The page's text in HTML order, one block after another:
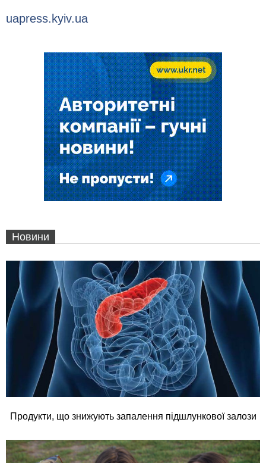
uapress.kyiv.ua
Новини
Продукти, що знижують запалення підшлункової залози